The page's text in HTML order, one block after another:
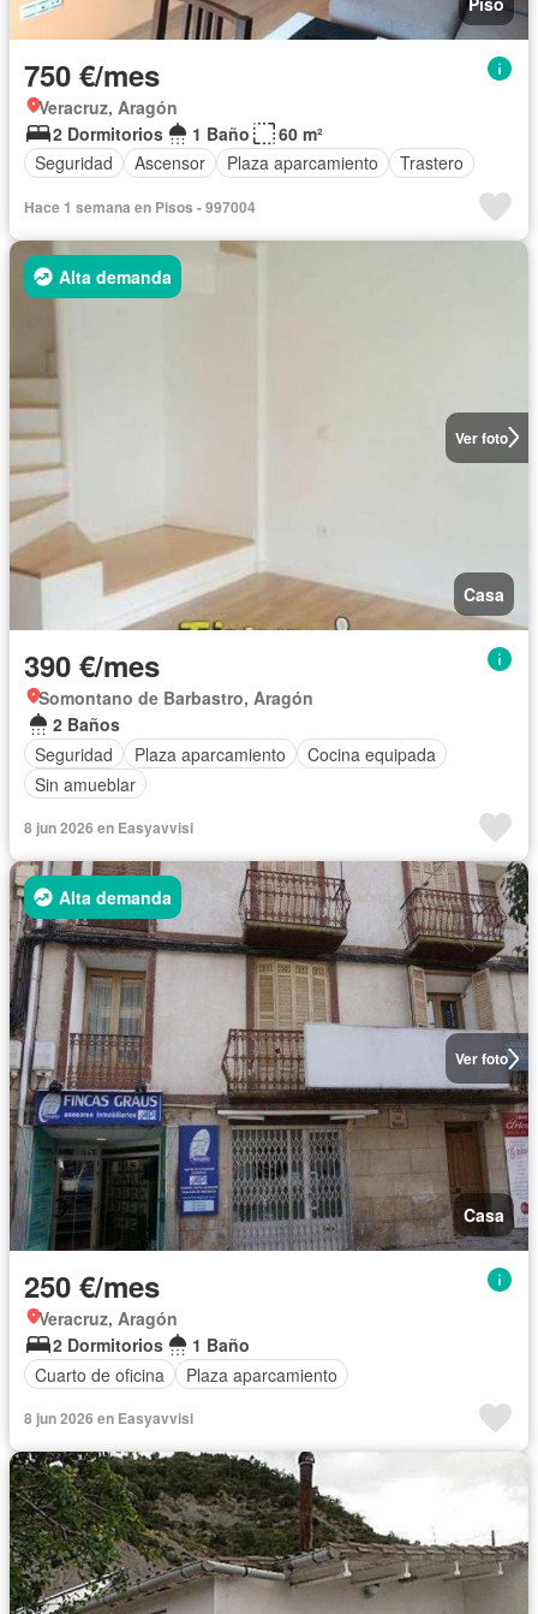
750 €/mes
Veracruz, Aragón
2 Dormitorios
1 Baño
60 m²
Seguridad
Ascensor Plaza aparcamiento Trastero
Hace 1 semana en Pisos - 997004
Ver foto
Alta demanda
Casa
390 €/mes
Somontano de Barbastro, Aragón
2 Baños
Seguridad
Plaza aparcamiento
Cocina equipada
Sin amueblar
8 jun 2026 en Easyavvisi
Ver foto
Alta demanda
Casa
250 €/mes
Veracruz, Aragón
2 Dormitorios
1 Baño
Cuarto de oficina
Plaza aparcamiento
8 jun 2026 en Easyavvisi